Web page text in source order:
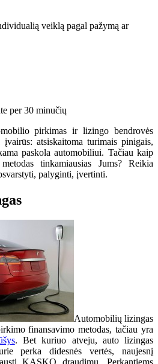
veiklą pagal pažymą ar
per 30 minučių
pirkimas ir lizingo bendrovės
atsiskaitoma turimais pinigais,
paskola automobiliui. Tačiau kaip
tinkamiausias Jums? Reikia
palyginti, įvertinti.
Automobilių lizingas
finansavimo metodas, tačiau yra
. Bet kuriuo atveju, auto lizingas
perka didesnės vertės, naujesnį